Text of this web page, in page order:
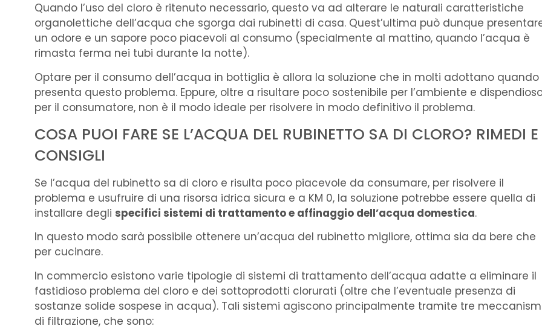
Quando l’uso del cloro è ritenuto necessario, questo va ad alterare le naturali caratteristiche
organolettiche dell’acqua che sgorga dai rubinetti di casa. Quest’ultima può dunque
un odore e un sapore poco piacevoli al consumo (specialmente al mattino, quando l’acqua è
rimasta ferma nei tubi durante la notte).
Optare per il consumo dell’acqua in bottiglia è allora la soluzione che in molti adottano quando
presenta questo problema. Eppure, oltre a risultare poco sostenibile per l’ambiente e
per il consumatore, non è il modo ideale per risolvere in modo definitivo il problema.
COSA PUOI FARE SE L’ACQUA DEL RUBINETTO SA DI CLORO? RIMEDI E
CONSIGLI
Se l’acqua del rubinetto sa di cloro e risulta poco piacevole da consumare, per risolvere il
problema e usufruire di una risorsa idrica sicura e a KM 0, la soluzione potrebbe essere quella di
installare degli specifici sistemi di trattamento e affinaggio dell’acqua domestica.
In questo modo sarà possibile ottenere un’acqua del rubinetto migliore, ottima sia da bere che
per cucinare.
In commercio esistono varie tipologie di sistemi di trattamento dell’acqua adatte a eliminare il
fastidioso problema del cloro e dei sottoprodotti clorurati (oltre che l’eventuale presenza di
sostanze solide sospese in acqua). Tali sistemi agiscono principalmente tramite tre
di filtrazione, che sono: